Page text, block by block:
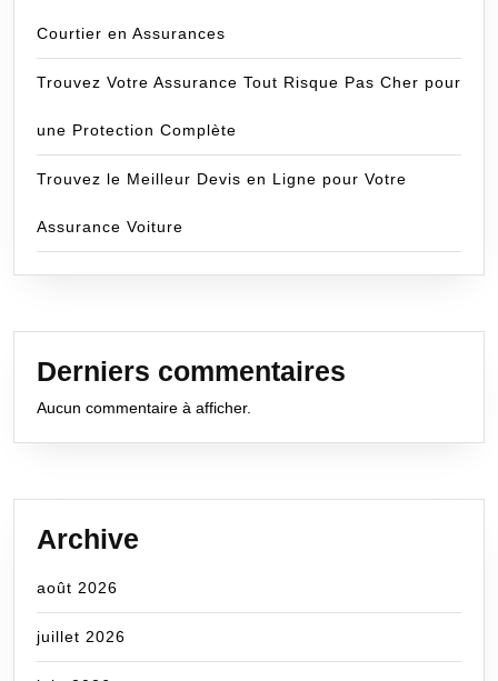
Courtier en Assurances
Trouvez Votre Assurance Tout Risque Pas Cher pour
une Protection Complète
Trouvez le Meilleur Devis en Ligne pour Votre
Assurance Voiture
Derniers commentaires
Aucun commentaire à afficher.
Archive
août 2026
juillet 2026